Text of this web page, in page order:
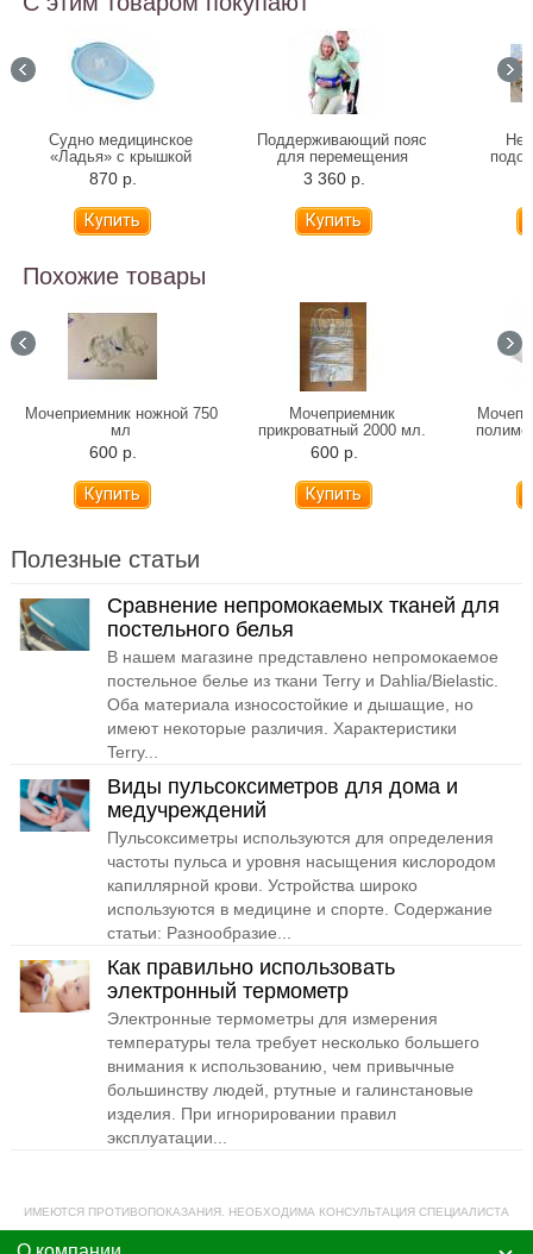
Судно медицинское
«Ладья» с крышкой
870 р.
Поддерживающий пояс
для перемещения
больного
3 360 р.
Похожие товары
Мочеприемник ножной 750
мл
600 р.
Мочеприемник
прикроватный 2000 мл.
600 р.
Полезные статьи
Сравнение непромокаемых тканей для
постельного белья
В нашем магазине представлено непромокаемое
постельное белье из ткани Terry и Dahlia/Bielastic.
Оба материала износостойкие и дышащие, но
имеют некоторые различия. Характеристики
Terry...
Виды пульсоксиметров для дома и
медучреждений
Пульсоксиметры используются для определения
частоты пульса и уровня насыщения кислородом
капиллярной крови. Устройства широко
используются в медицине и спорте. Содержание
статьи: Разнообразие...
Как правильно использовать
электронный термометр
Электронные термометры для измерения
температуры тела требует несколько большего
внимания к использованию, чем привычные
большинству людей, ртутные и галинстановые
изделия. При игнорировании правил
эксплуатации...
ИМЕЮТСЯ ПРОТИВОПОКАЗАНИЯ. НЕОБХОДИМА КОНСУЛЬТАЦИЯ СПЕЦИАЛИСТА